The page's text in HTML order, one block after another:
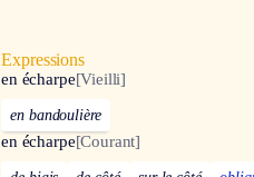
Expressions
en écharpe[Vieilli]
en bandoulière
en écharpe[Courant]